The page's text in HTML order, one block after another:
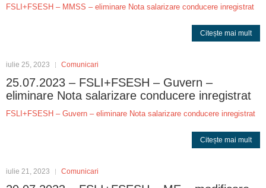
FSLI+FSESH – MMSS – eliminare Nota salarizare conducere inregistrat
Citește mai mult
iulie 25, 2023 Comunicari
25.07.2023 – FSLI+FSESH – Guvern –
eliminare Nota salarizare conducere inregistrat
FSLI+FSESH – Guvern – eliminare Nota salarizare conducere inregistrat
Citește mai mult
iulie 21, 2023 Comunicari